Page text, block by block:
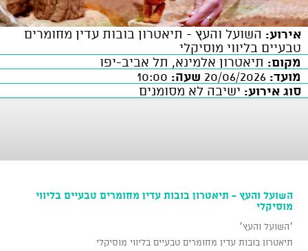
אירוע: השועל והעץ - תיאטרון בובות עדין מחומרים
טבעיים בליווי מוסיקלי
מקום: תיאטרון אלמינא, תל אביב-יפו
מועד:
שעה:
סוג אירוע: ישיבה לא מסומנים
השועל והעץ - תיאטרון בובות עדין מחומרים טבעיים בליווי
מוסיקלי
׳השועל והעץ׳
תיאטרון בובות עדין מחומרים טבעיים בליווי מוסיקלי